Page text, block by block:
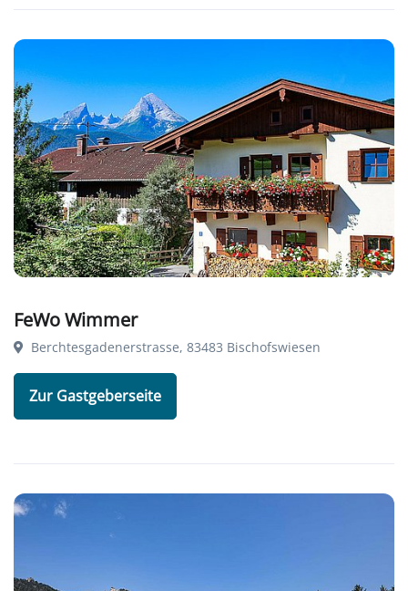
FeWo Wimmer
Berchtesgadenerstrasse, 83483 Bischofswiesen
Zur Gastgeberseite